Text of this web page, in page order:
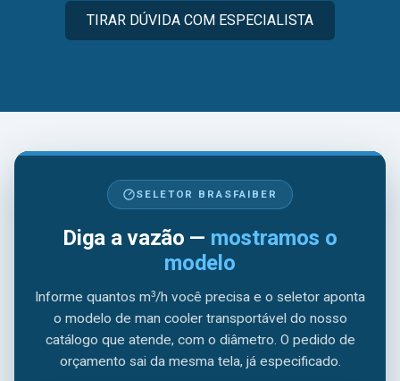
TIRAR DÚVIDA COM ESPECIALISTA
SELETOR BRASFAIBER
Diga a vazão — mostramos o
modelo
Informe quantos m³/h você precisa e o seletor aponta
o modelo de man cooler transportável do nosso
catálogo que atende, com o diâmetro. O pedido de
orçamento sai da mesma tela, já especificado.